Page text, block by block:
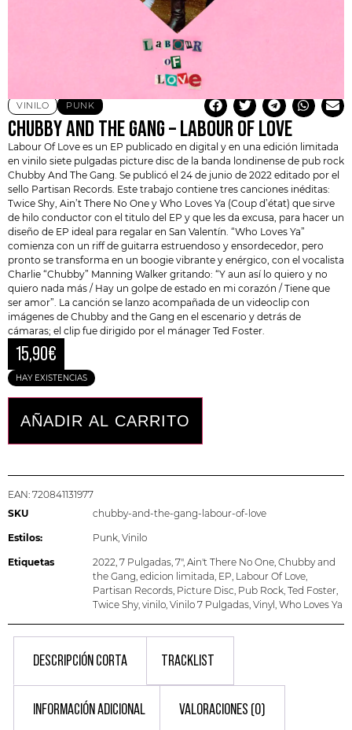
VINILO PUNK
CHUBBY AND THE GANG – LABOUR OF LOVE
Labour Of Love es un EP publicado en digital y en una edición limitada
en vinilo siete pulgadas picture disc de la banda londinense de pub rock
Chubby And The Gang . Se publicó el 24 de junio de 2022 editado por el
sello Partisan Records. Este trabajo contiene tres canciones inéditas:
Twice Shy, Ain’t There No One y Who Loves Ya (Coup d’état) que sirve
de hilo conductor con el titulo del EP y que les da excusa, para hacer un
diseño de EP ideal para regalar en San Valentín. “Who Loves Ya”
comienza con un riff de guitarra estruendoso y ensordecedor, pero
pronto se transforma en un boogie vibrante y enérgico, con el vocalista
Charlie “Chubby” Manning Walker gritando: “Y aun así lo quiero y no
quiero nada más / Hay un golpe de estado en mi corazón / Tiene que
ser amor”. La canción se lanzo acompañada de un videoclip con
imágenes de Chubby and the Gang en el escenario y detrás de
cámaras; el clip fue dirigido por el mánager Ted Foster.
15,90€
HAY EXISTENCIAS
AÑADIR AL CARRITO
EAN: 720841131977
SKU
chubby-and-the-gang-labour-of-love
Estilos: Punk, Vinilo
Etiquetas 2022, 7 Pulgadas, 7", Ain't There No One, Chubby and
the Gang, edicion limitada, EP, Labour Of Love,
Partisan Records, Picture Disc, Pub Rock, Ted Foster,
Twice Shy, vinilo, Vinilo 7 Pulgadas, Vinyl, Who Loves Ya
DESCRIPCIÓN CORTA TRACKLIST
INFORMACIÓN ADICIONAL VALORACIONES (0)